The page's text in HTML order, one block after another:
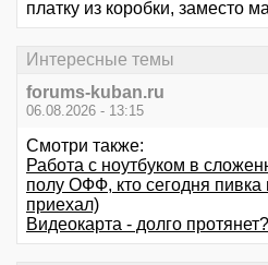
платку из коробки, заместо
Интересные темы
forums-kuban.ru
06.08.2026 - 13:15
Смотри также:
Работа с ноутбуком в
полу ОФФ, кто сегодня пивка
приехал)
Видеокарта - долго протянет?